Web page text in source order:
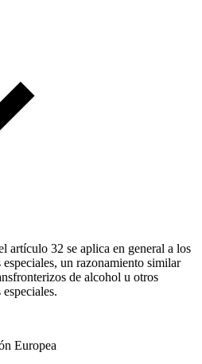
artículo 32 se aplica en general a los
un razonamiento similar
de alcohol u otros
Europea